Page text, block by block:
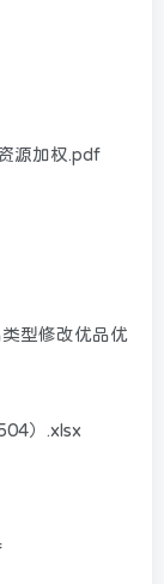
源加权.pdf
型修改优品优
）.xlsx